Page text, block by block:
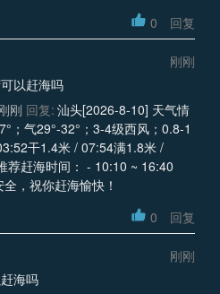
0 回复
刚刚
以赶海吗
刚 回复: 汕头[2026-8-10] 天气情
；气29°-32°；3-4级西风；0.8-1
干1.4米 / 07:54满1.8米 /
荐赶海时间： - 10:10 ~ 16:40
，祝你赶海愉快！
0 回复
刚刚
海吗